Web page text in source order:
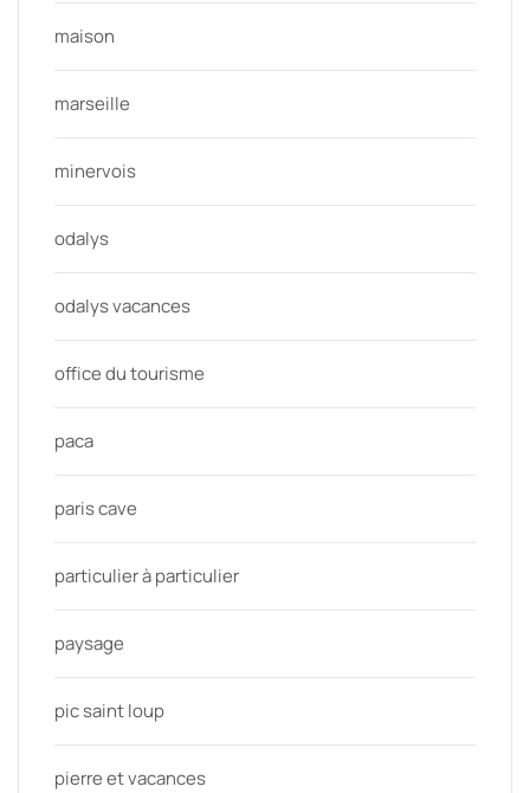
maison
marseille
minervois
odalys
odalys vacances
office du tourisme
paca
paris cave
particulier à particulier
paysage
pic saint loup
pierre et vacances